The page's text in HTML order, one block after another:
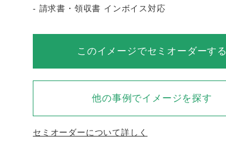
- 請求書・領収書 インボイス対応
このイメージでセミオーダーする
他の事例でイメージを探す
セミオーダーについて詳しく